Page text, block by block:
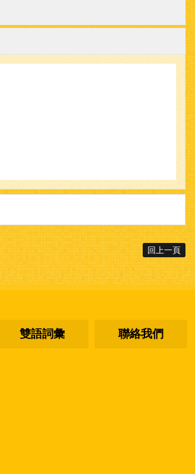
回上一頁
雙語詞彙 聯絡我們